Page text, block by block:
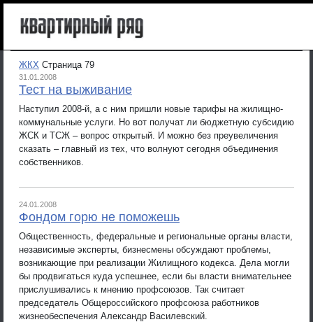
ЖКХ Страница 79
31.01.2008
Тест на выживание
Наступил 2008-й, а с ним пришли новые тарифы на жилищно-
коммунальные услуги. Но вот получат ли бюджетную субсидию
ЖСК и ТСЖ – вопрос открытый. И можно без преувеличения
сказать – главный из тех, что волнуют сегодня объединения
собственников.
24.01.2008
Фондом горю не поможешь
Общественность, федеральные и региональные органы власти,
независимые эксперты, бизнесмены обсуждают проблемы,
возникающие при реализации Жилищного кодекса. Дела могли
бы продвигаться куда успешнее, если бы власти внимательнее
прислушивались к мнению профсоюзов. Так считает
председатель Общероссийского профсоюза работников
жизнеобеспечения Александр Василевский.